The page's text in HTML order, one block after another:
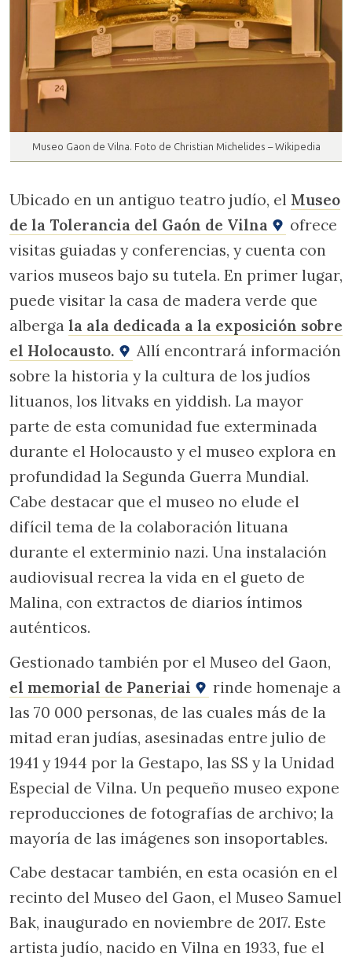
Museo Gaon de Vilna. Foto de Christian Michelides – Wikipedia
Ubicado en un antiguo teatro judío, el Museo
de la Tolerancia del Gaón de Vilna
ofrece
visitas guiadas y conferencias, y cuenta con
varios museos bajo su tutela. En primer lugar,
puede visitar la casa de madera verde que
alberga la ala dedicada a la exposición sobre
el Holocausto.
Allí encontrará información
sobre la historia y la cultura de los judíos
lituanos, los litvaks en yiddish. La mayor
parte de esta comunidad fue exterminada
durante el Holocausto y el museo explora en
profundidad la Segunda Guerra Mundial.
Cabe destacar que el museo no elude el
difícil tema de la colaboración lituana
durante el exterminio nazi. Una instalación
audiovisual recrea la vida en el gueto de
Malina, con extractos de diarios íntimos
auténticos.
Gestionado también por el Museo del Gaon,
el memorial de Paneriai
rinde homenaje a
las 70 000 personas, de las cuales más de la
mitad eran judías, asesinadas entre julio de
1941 y 1944 por la Gestapo, las SS y la Unidad
Especial de Vilna. Un pequeño museo expone
reproducciones de fotografías de archivo; la
mayoría de las imágenes son insoportables.
Cabe destacar también, en esta ocasión en el
recinto del Museo del Gaon, el Museo Samuel
Bak, inaugurado en noviembre de 2017. Este
artista judío, nacido en Vilna en 1933, fue el